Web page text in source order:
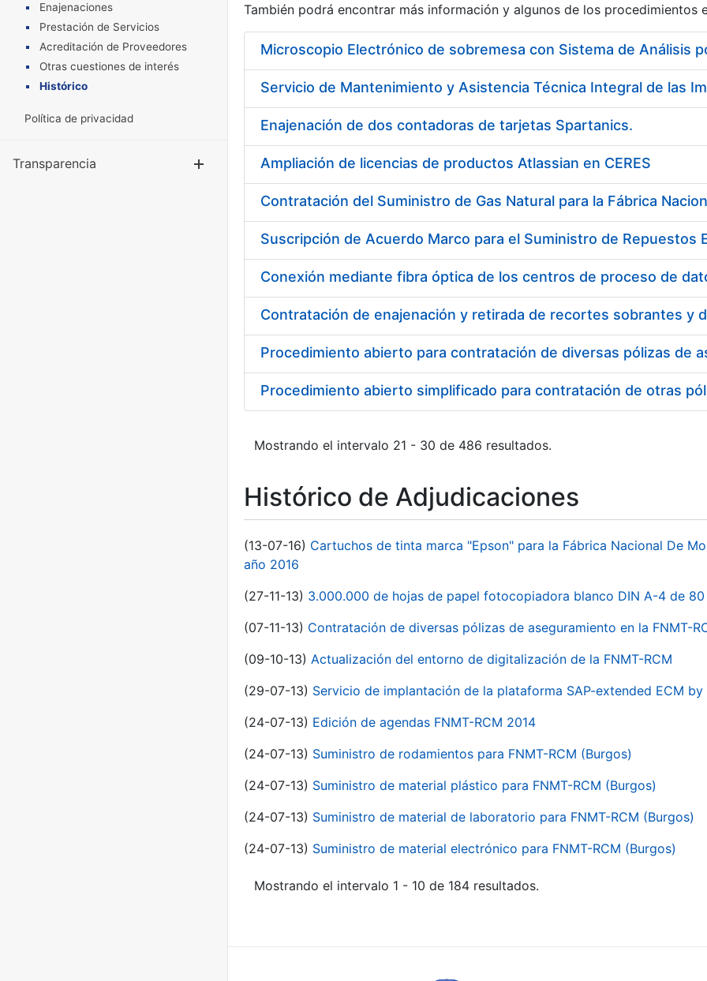
Enajenaciones
Prestación de Servicios
Acreditación de Proveedores
Otras cuestiones de interés
Histórico
Política de privacidad
Transparencia Mostrar/Ocultar
También podrá encontrar más información y algunos de los procedimientos
Microscopio Electrónico de sobremesa con Sistema de Análisis
Enajenación de dos contadoras de tarjetas Spartanics.
Ampliación de licencias de productos Atlassian en CERES
Suscripción de Acuerdo Marco para el Suministro de Repuestos
Procedimiento abierto para contratación de diversas pólizas de
Procedimiento abierto simplificado para contratación de otras
Mostrando el intervalo 21 - 30 de 486 resultados.
Histórico de Adjudicaciones
(13-07-16) Cartuchos de tinta marca "Epson" para la Fábrica Nacional De
año 2016
(27-11-13) 3.000.000 de hojas de papel fotocopiadora blanco DIN A-4 de 80
(07-11-13) Contratación de diversas pólizas de aseguramiento en la FNMT-
(09-10-13) Actualización del entorno de digitalización de la FNMT-RCM
(29-07-13) Servicio de implantación de la plataforma SAP-extended ECM by
(24-07-13) Edición de agendas FNMT-RCM 2014
(24-07-13) Suministro de rodamientos para FNMT-RCM (Burgos)
(24-07-13) Suministro de material plástico para FNMT-RCM (Burgos)
(24-07-13) Suministro de material de laboratorio para FNMT-RCM (Burgos)
(24-07-13) Suministro de material electrónico para FNMT-RCM (Burgos)
Mostrando el intervalo 1 - 10 de 184 resultados.